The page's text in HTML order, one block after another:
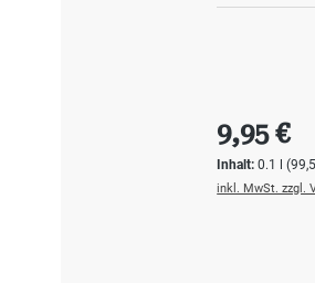
Inhalt:0.1 l
Regulärer
9,95 €
inkl. MwSt. zzgl.